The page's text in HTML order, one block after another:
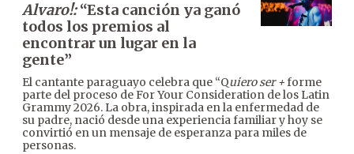
Alvaro!:“Esta canción ya ganó
todos los premios al
encontrar un lugar en la
gente”
El cantante paraguayo celebra que “Quiero ser +forme
parte del proceso de For Your Consideration de los Latin
Grammy 2026. La obra, inspirada en la enfermedad de
su padre, nació desde una experiencia familiar y hoy se
convirtió en un mensaje de esperanza para miles de
personas.